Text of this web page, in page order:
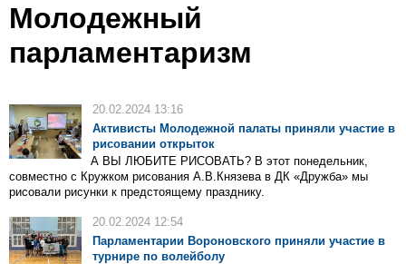
Молодежный
парламентаризм
20.02.2024 13:16
Активисты Молодежной палаты приняли участие в
рисовании открыток
А ВЫ ЛЮБИТЕ РИСОВАТЬ? В этот понедельник,
совместно с Кружком рисования А.В.Князева в ДК «Дружба» мы
рисовали рисунки к предстоящему празднику.
20.02.2024 12:54
Парламентарии Вороновского приняли участие в
турнире по волейболу